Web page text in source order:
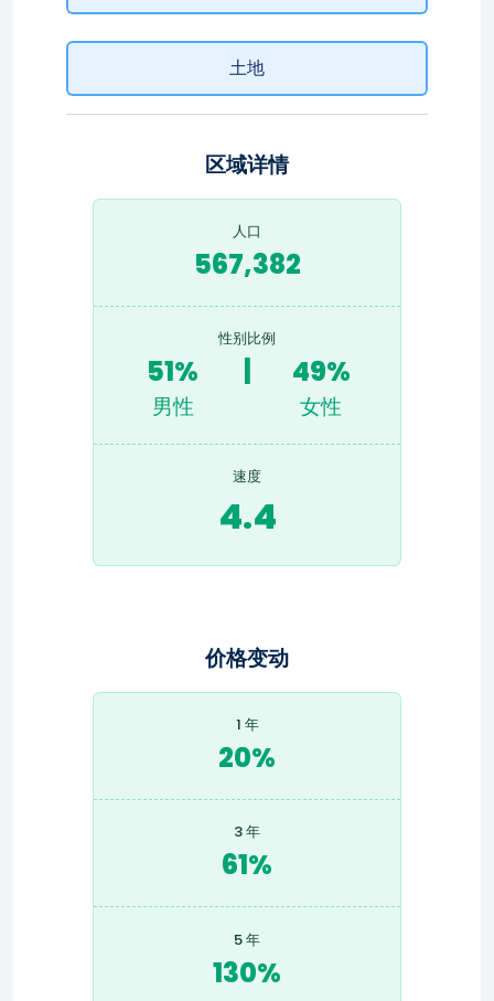
土地
区域详情
人口
567,382
性别比例
51%
男性
49%
女性
速度
4.4
价格变动
1 年
20%
3 年
61%
5 年
130%